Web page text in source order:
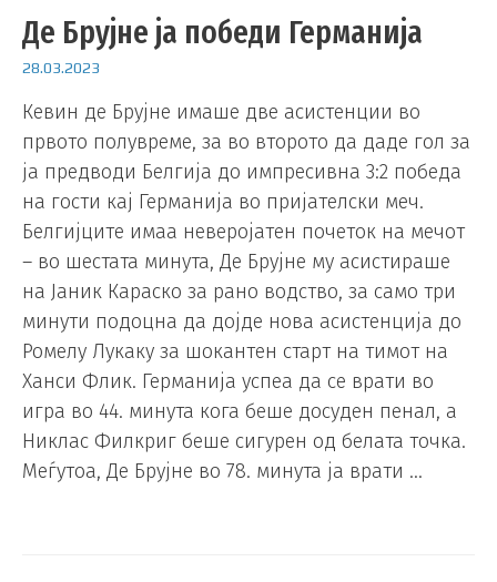
Де Брујне ја победи Германија
28.03.2023
Кевин де Брујне имаше две асистенции во
првото полувреме, за во второто да даде гол за
ја предводи Белгија до импресивна 3:2 победа
на гости кај Германија во пријателски меч.
Белгијците имаа неверојатен почеток на мечот
– во шестата минута, Де Брујне му асистираше
на Јаник Караско за рано водство, за само три
минути подоцна да дојде нова асистенција до
Ромелу Лукаку за шокантен старт на тимот на
Ханси Флик. Германија успеа да се врати во
игра во 44. минута кога беше досуден пенал, а
Никлас Филкриг беше сигурен од белата точка.
Меѓутоа, Де Брујне во 78. минута ја врати …